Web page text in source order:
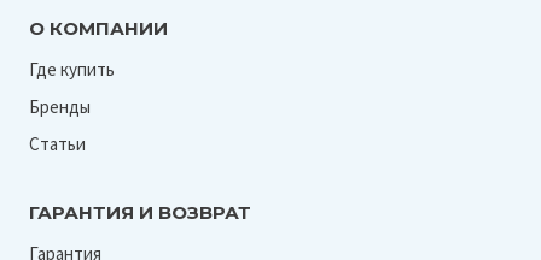
О КОМПАНИИ
Где купить
Бренды
Статьи
ГАРАНТИЯ И ВОЗВРАТ
Гарантия